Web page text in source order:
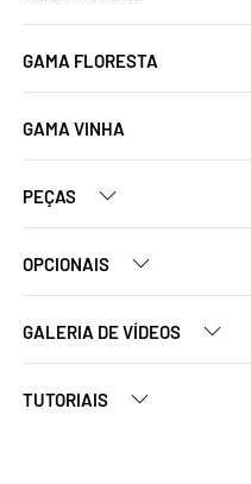
GAMA FLORESTA
GAMA VINHA
PEÇAS
OPCIONAIS
GALERIA DE VÍDEOS
TUTORIAIS